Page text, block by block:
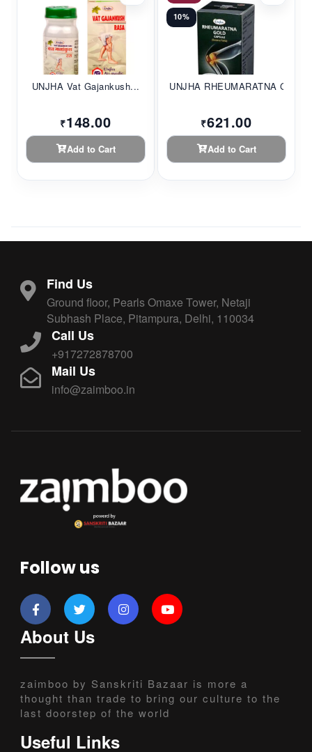
UNJHA Vat Gajankush...
₹148.00
Add to Cart
10%
UNJHA RHEUMARATNA G...
₹621.00
Add to Cart
Find Us
Ground floor, Pearls Omaxe Tower, Netaji
Subhash Place, Pitampura, Delhi, 110034
Call Us
+917272878700
Mail Us
info@zaimboo.in
Follow us
About Us
zaimboo by Sanskriti Bazaar is more a
thought than trade to bring our culture to the
last doorstep of the world
Useful Links